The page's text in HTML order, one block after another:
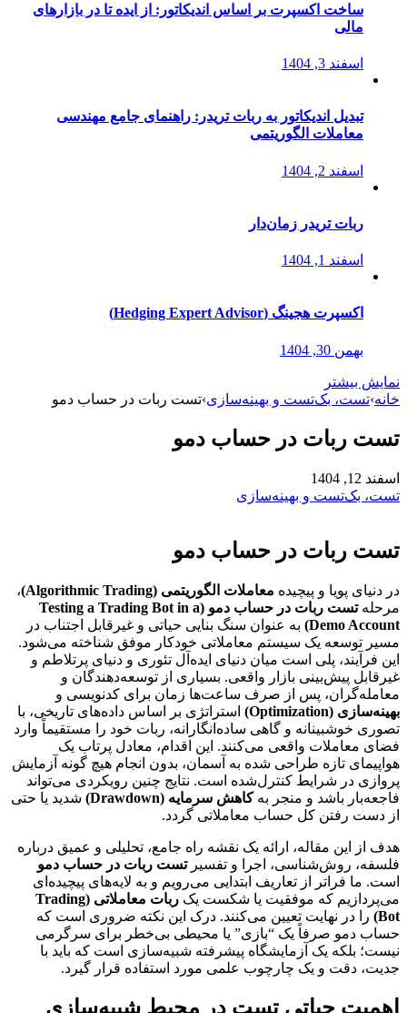
ساخت اکسپرت بر اساس اندیکاتور: از ایده تا در بازارهای
مالی
اسفند 3, 1404
تبدیل اندیکاتور به ربات تریدر: راهنمای جامع مهندسی
معاملات الگوریتمی
اسفند 2, 1404
ربات تریدر زمان‌دار
اسفند 1, 1404
اکسپرت هجینگ (Hedging Expert Advisor)
بهمن 30, 1404
نمایش بیشتر
خانه›تست، بک‌تست و بهینه‌سازی›تست ربات در حساب دمو
تست ربات در حساب دمو
اسفند 12, 1404
تست، بک‌تست و بهینه‌سازی
تست ربات در حساب دمو
در دنیای پویا و پیچیده معاملات الگوریتمی (Algorithmic Trading)
،
مرحله
تست ربات در حساب دمو (Testing a Trading Bot in a
Demo Account) به عنوان سنگ بنایی حیاتی و غیرقابل اجتناب در
مسیر توسعه یک سیستم معاملاتی خودکار موفق شناخته می‌شود.
این فرآیند، پلی است میان دنیای ایده‌آل تئوری و دنیای پرتلاطم و
غیرقابل پیش‌بینی بازار واقعی. بسیاری از توسعه‌دهندگان و
معامله‌گران، پس از صرف ساعت‌ها زمان برای کدنویسی و
بهینه‌سازی (Optimization)
استراتژی بر اساس داده‌های تاریخی، با
تصوری خوشبینانه و گاهی ساده‌انگارانه، ربات خود را مستقیماً وارد
فضای معاملات واقعی می‌کنند. این اقدام، معادل پرتاب یک
هواپیمای تازه طراحی شده به آسمان، بدون انجام هیچ گونه آزمایش
پروازی در شرایط کنترل‌شده است. نتایج چنین رویکردی می‌تواند
فاجعه‌بار باشد و منجر بهکاهش سرمایه (Drawdown)
شدید یا حتی
از دست رفتن کل حساب معاملاتی گردد.
هدف از این مقاله، ارائه یک نقشه راه جامع، تحلیلی و عمیق درباره
فلسفه، روش‌شناسی، اجرا و تفسیرتست ربات در حساب دمو
است. ما فراتر از تعاریف ابتدایی می‌رویم و به لایه‌های پیچیده‌ای
می‌پردازیم که موفقیت یا شکست یک
ربات معاملاتی (Trading
Bot) را در نهایت تعیین می‌کنند. درک این نکته ضروری است که
حساب دمو صرفاً یک “بازی” یا محیطی بی‌خطر برای سرگرمی
نیست؛ بلکه یک آزمایشگاه پیشرفته شبیه‌سازی است که باید با
جدیت، دقت و یک چارچوب علمی مورد استفاده قرار گیرد.
اهمیت حیاتی تست در محیط شبیه‌سازی